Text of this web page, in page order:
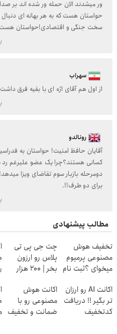
ور میشدند الان حمله ور شده اند بر
حواستان هست که به هر بهانه ای دنبال
سخت جنگی و اقتصادی!حواستان هست
سهراب
از اول هم آقای اژه ای با بقیه فرق
رونالدو
آقایان حافظ امنیت! حواستان به
کسانی هستند؟چرا یک عضو علیرغم
دومرحله بازبار سوم تقاضای ویزا
برای دو طرف!!.
مطالب پیشنهادی
تخفیف هوش
مصنوعی پرمیوم
میخوای ؟ثبت نام
چت جی پی تی
پلاس رو ارزون
بخر | ۲۰۰ هزار
اکانت AI رو ارزان
تر بگیر !! دریافت
کدتخفیف
اکانت هوش
مصنوعی رو با
ضمانت و تخفیف